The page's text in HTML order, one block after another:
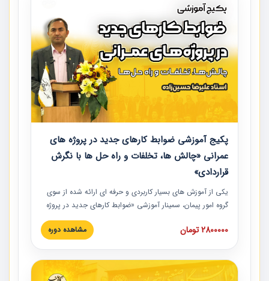
پکیج آموزشی ضوابط کارهای جدید در پروژه های
عمرانی «چالش ها، تخلفات و راه حل ها با نگرش
قراردادی»
یکی از آموزش‏‏‏‏‏‏ های بسیار کاربردی و حرفه‏ ای ارائه شده از سوی
گروه امور پیمان، سمینار آموزشی «ضوابط کارهای جدید در پروژه
های عمرانی» چالش ها، تخلفات و راه حل ها با نگرش قراردادی
است که در محل سندیکای شرکت های ساختمانی کشور ارائه شد.
مدارک پیمان به همراه تجربیات عملی ارائه شده است.
2800000 تومان مشاهده دوره